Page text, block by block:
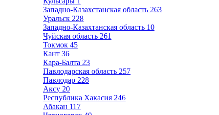
Западно-Казахстанская область 263
Уральск 228
Западно-Казахтанская область 10
Чуйская область 261
Токмок 45
Кант 36
Кара-Балта 23
Павлодарская область 257
Павлодар 228
Аксу 20
Республика Хакасия 246
Абакан 117